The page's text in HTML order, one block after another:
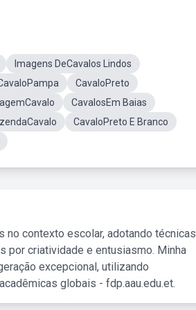
Imagens DeCavalos Lindos
CavaloPreto
CavalosEm Baias
CavaloPreto E Branco
no contexto escolar, adotando técnicas
por criatividade e entusiasmo. Minha
excepcional, utilizando
globais - fdp.aau.edu.et.